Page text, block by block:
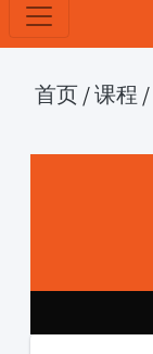
首页 /课程 /